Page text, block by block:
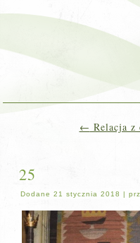
← Relacja z
25
Dodane 21 stycznia 2018 |